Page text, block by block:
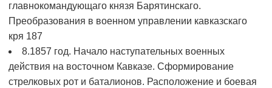
главнокомандующаго князя Барятинскаго.
Преобразования в военном управлении кавказскаго
кря 187
8.1857 год. Начало наступательных военных
действия на восточном Кавказе. Сформирование
стрелковых рот и баталионов. Расположение и боевая